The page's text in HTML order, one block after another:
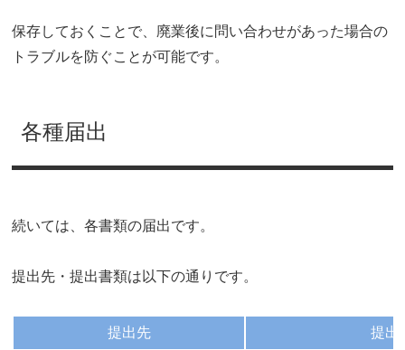
保存しておくことで、廃業後に問い合わせがあった場合の
トラブルを防ぐことが可能です。
各種届出
続いては、各書類の届出です。
提出先・提出書類は以下の通りです。
提出先 提出